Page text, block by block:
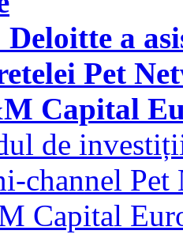
Deloitte a
Pet
Capital
de
channel
Capital